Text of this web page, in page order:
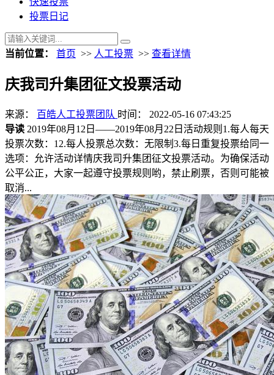
投票日记
当前位置： 首页 >> 人工投票 >> 查看详情
庆我司升集团征文投票活动
来源： 百皓人工投票团队 时间： 2022-05-16 07:43:25
导读 2019年08月12日——2019年08月22日活动规则1.每人每天
投票次数：12.每人投票总次数：无限制3.每日重复投票给同一
选项：允许活动详情庆我司升集团征文投票活动。为确保活动
公平公正，大家一起遵守投票规则哟，禁止刷票，否则可能被
取消...